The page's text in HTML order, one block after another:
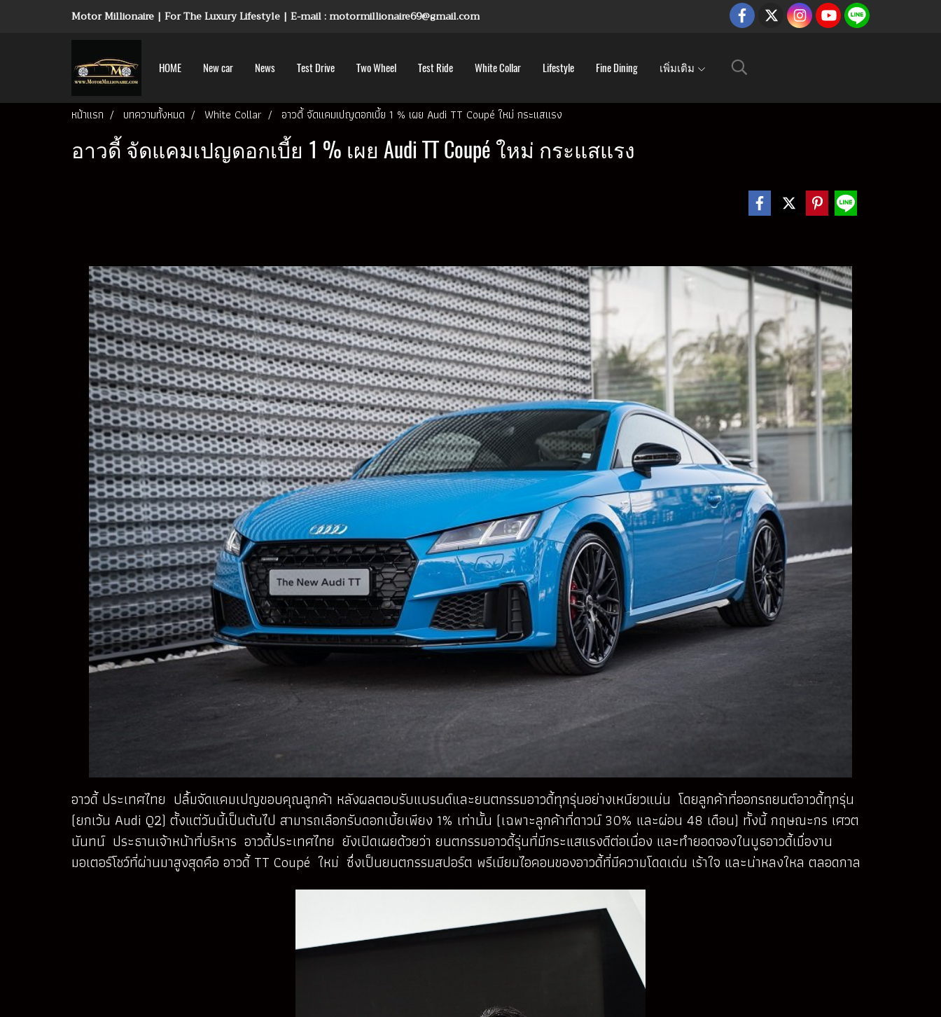
Motor Millionaire | For The Luxury Lifestyle | E-mail : motormillionaire69@gmail.com
HOME New car News Test Drive Two Wheel Test Ride White Collar Lifestyle Fine Dining เพิ่มเติม
หน้าแรก บทความทั้งหมด White Collar อาวดี้ จัดแคมเปญดอกเบี้ย 1 % เผย Audi TT Coupé ใหม่ กระแสแรง
อาวดี้ จัดแคมเปญดอกเบี้ย 1 % เผย Audi TT Coupé ใหม่ กระแสแรง
อาวดี้ ประเทศไทย ปลื้มจัดแคมเปญขอบคุณลูกค้า หลังผลตอบรับแบรนด์และยนตกรรมอาวดี้ทุกรุ่นอย่างเหนียวแน่น โดยลูกค้าที่ออกรถยนต์อาวดี้ทุกรุ่น
(ยกเว้น Audi Q2) ตั้งแต่วันนี้เป็นต้นไป สามารถเลือกรับดอกเบี้ยเพียง 1% เท่านั้น (เฉพาะลูกค้าที่ดาวน์ 30% และผ่อน 48 เดือน) ทั้งนี้ กฤษณะกร เศวต
นันทน์ ประธานเจ้าหน้าที่บริหาร อาวดี้ประเทศไทย ยังเปิดเผยด้วยว่า ยนตกรรมอาวดี้รุ่นที่มีกระแสแรงดีต่อเนื่อง และทำยอดจองในบูธอาวดี้เมื่องาน
มอเตอร์โชว์ที่ผ่านมาสูงสุดคือ อาวดี้ TT Coupé ใหม่ ซึ่งเป็นยนตกรรมสปอร์ต พรีเมียมไอคอนของอาวดี้ที่มีความโดดเด่น เร้าใจ และน่าหลงใหล ตลอดกาล